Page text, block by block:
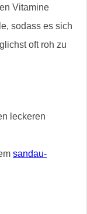
Vitamine
sodass es sich
oft roh zu
leckeren
sandau-